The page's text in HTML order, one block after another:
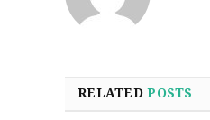
RELATEDPOSTS